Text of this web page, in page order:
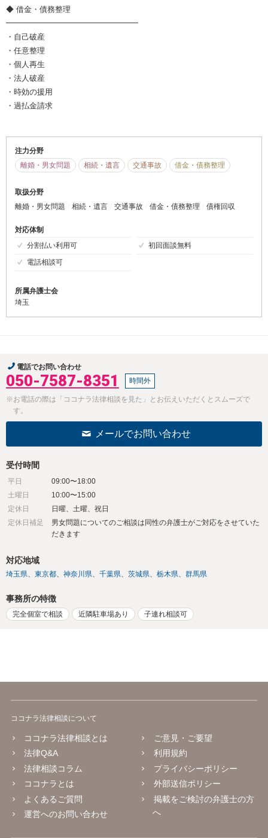
◆ 借金・債務整理
━━━━━━━━━━━━━━━━━
・自己破産
・任意整理
・個人再生
・法人破産
・時効の援用
・過払金請求
注力分野
離婚・男女問題
相続・遺言 交通事故 借金・債務整理
取扱分野
離婚・男女問題
相続・遺言 交通事故 借金・債務整理 債権回収
対応体制
分割払い利用可
初回面談無料
電話相談可
所属弁護士会
埼玉
電話でお問い合わせ
050-7587-8351 時間外
※お電話の際は「ココナラ法律相談を見た」とお伝えいただくとスムーズで
す。
メールでお問い合わせ
受付時間
平日
09:00〜18:00
土曜日
10:00〜15:00
定休日
日曜、土曜、祝日
定休日補足
男女問題についてのご相談は同性の弁護士がご対応をさせていた
だきます
対応地域
埼玉県 東京都 神奈川県 千葉県 茨城県 栃木県 群馬県
事務所の特徴
完全個室で相談 近隣駐車場あり 子連れ相談可
ココナラ法律相談について
ココナラ法律相談とは
法律Q&A
法律相談コラム
ココナラとは
よくあるご質問
運営へのお問い合わせ
ご意見・ご要望
利用規約
プライバシーポリシー
外部送信ポリシー
掲載をご検討の弁護士の方
へ